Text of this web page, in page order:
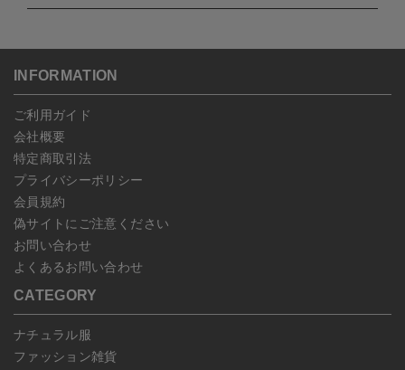
・NP後払い
沖縄：1,400円
セルは可能です。
ンセルしていただいた後、ご希望の商品のみ再度ご注文お願いしま
予約商品など一部キャンセルが出来ない場合がございます。あらか
じめご了承ください。
こちらよりご依頼ください。
INFORMATION
ご利用ガイド
会社概要
特定商取引法
プライバシーポリシー
会員規約
偽サイトにご注意ください
お問い合わせ
よくあるお問い合わせ
CATEGORY
ナチュラル服
ファッション雑貨